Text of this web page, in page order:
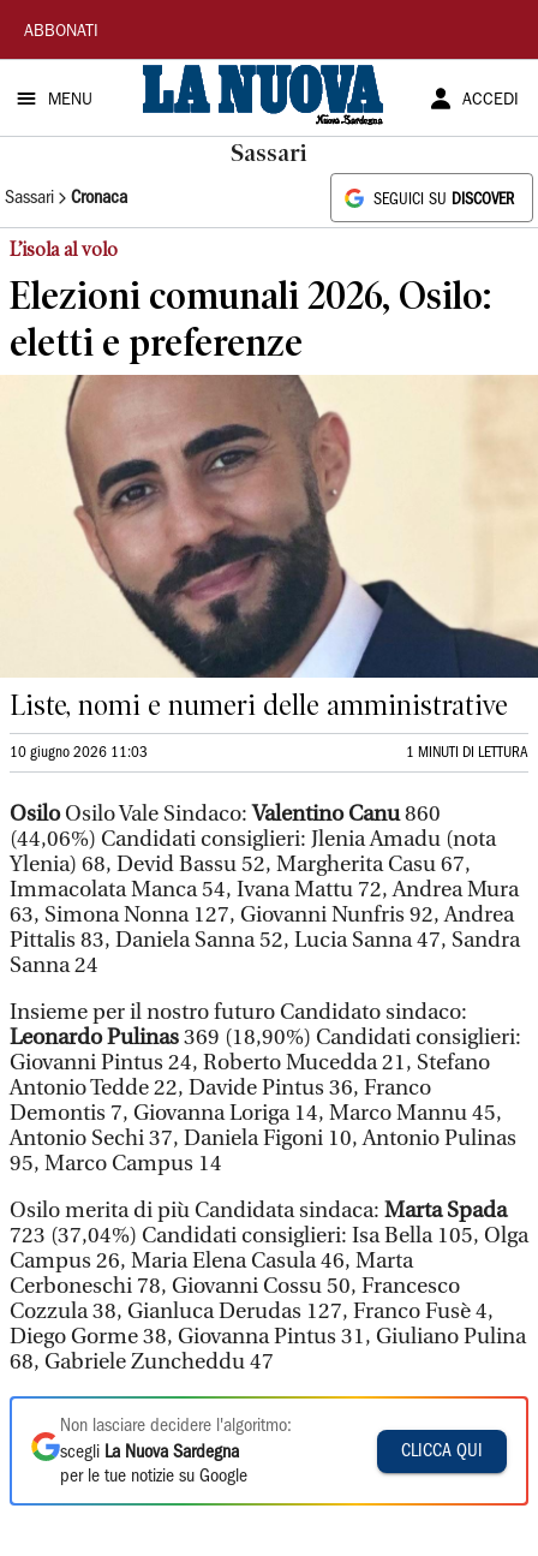
La
Nuova
Sardegna
ABBONATI
MENU ACCEDI
Sassari
Sassari Cronaca SEGUICI SU DISCOVER
L’isola al volo
Elezioni comunali 2026, Osilo:
eletti e preferenze
Liste, nomi e numeri delle amministrative
10 giugno 2026 11:03 1 MINUTI DI LETTURA
OsiloOsilo Vale Sindaco:Valentino Canu860
(44,06%) Candidati consiglieri: Jlenia Amadu (nota
Ylenia) 68, Devid Bassu 52, Margherita Casu 67,
Immacolata Manca 54, Ivana Mattu 72, Andrea Mura
63, Simona Nonna 127, Giovanni Nunfris 92, Andrea
Pittalis 83, Daniela Sanna 52, Lucia Sanna 47, Sandra
Sanna 24
Insieme per il nostro futuro Candidato sindaco:
Leonardo Pulinas369 (18,90%) Candidati consiglieri:
Giovanni Pintus 24, Roberto Mucedda 21, Stefano
Antonio Tedde 22, Davide Pintus 36, Franco
Demontis 7, Giovanna Loriga 14, Marco Mannu 45,
Antonio Sechi 37, Daniela Figoni 10, Antonio Pulinas
95, Marco Campus 14
Osilo merita di più Candidata sindaca: Marta Spada
723 (37,04%) Candidati consiglieri: Isa Bella 105, Olga
Campus 26, Maria Elena Casula 46, Marta
Cerboneschi 78, Giovanni Cossu 50, Francesco
Cozzula 38, Gianluca Derudas 127, Franco Fusè 4,
Diego Gorme 38, Giovanna Pintus 31, Giuliano Pulina
68, Gabriele Zuncheddu 47
Non lasciare decidere l'algoritmo:
scegli La Nuova Sardegna
per le tue notizie su Google
CLICCA QUI